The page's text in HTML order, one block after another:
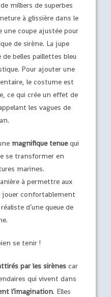
milliers de superbes
à glissière dans le
une coupe ajustée pour
de sirène. La jupe
belles paillettes bleu
Pour ajouter une
le costume est
ce qui crée un effet de
les vagues de
magnifique tenuequi
se transformer en
marines.
à permettre aux
confortablement
d’une queue de
se tenir !
par les sirènescar
qui vivent dans
l’imagination. Elles